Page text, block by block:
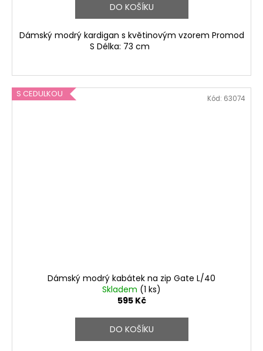
DO KOŠÍKU
Dámský modrý kardigan s květinovým vzorem Promod
S Délka: 73 cm
S CEDULKOU
Dámský modrý kabátek na zip Gate L/40
Skladem (1 ks)
595 Kč
DO KOŠÍKU
Kód: 63074